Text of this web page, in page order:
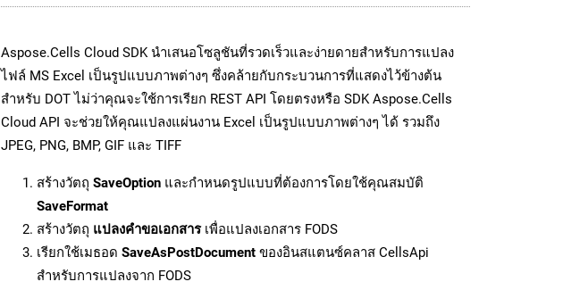
Aspose.Cells Cloud SDK นำเสนอโซลูชันที่รวดเร็วและง่ายดายสำหรับการแปลง
ไฟล์ MS Excel เป็นรูปแบบภาพต่างๆ ซึ่งคล้ายกับกระบวนการที่แสดงไว้ข้างต้น
สำหรับ DOT ไม่ว่าคุณจะใช้การเรียก REST API โดยตรงหรือ SDK Aspose.Cells
Cloud API จะช่วยให้คุณแปลงแผ่นงาน Excel เป็นรูปแบบภาพต่างๆ ได้ รวมถึง
JPEG, PNG, BMP, GIF และ TIFF
สร้างวัตถุ SaveOption และกำหนดรูปแบบที่ต้องการโดยใช้คุณสมบัติ
SaveFormat
สร้างวัตถุ แปลงคำขอเอกสารเพื่อแปลงเอกสาร FODS
เรียกใช้เมธอด SaveAsPostDocument ของอินสแตนซ์คลาส CellsApi
สำหรับการแปลงจาก FODS